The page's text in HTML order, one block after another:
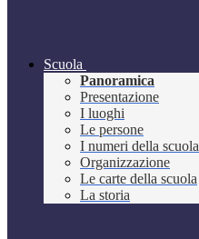
Scuola
Panoramica
Presentazione
I luoghi
Le persone
I numeri della scuola
Organizzazione
Le carte della scuola
La storia